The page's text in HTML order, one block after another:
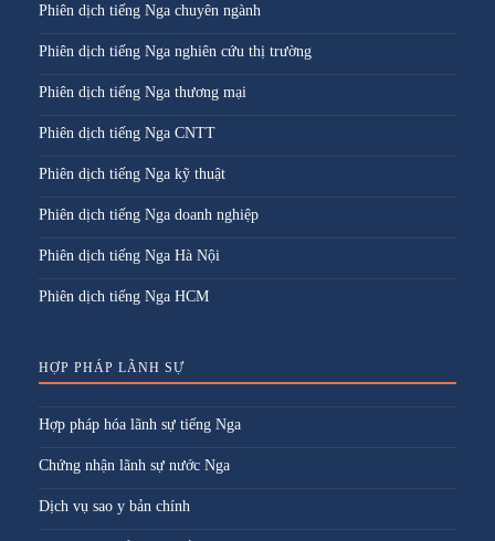
Phiên dịch tiếng Nga chuyên ngành
Phiên dịch tiếng Nga nghiên cứu thị trường
Phiên dịch tiếng Nga thương mại
Phiên dịch tiếng Nga CNTT
Phiên dịch tiếng Nga kỹ thuật
Phiên dịch tiếng Nga doanh nghiệp
Phiên dịch tiếng Nga Hà Nội
Phiên dịch tiếng Nga HCM
HỢP PHÁP LÃNH SỰ
Hợp pháp hóa lãnh sự tiếng Nga
Chứng nhận lãnh sự nước Nga
Dịch vụ sao y bản chính